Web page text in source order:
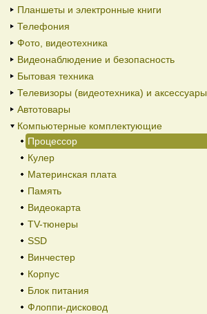
Планшеты и электронные книги
Телефония
Фото, видеотехника
Видеонаблюдение и безопасность
Бытовая техника
Телевизоры (видеотехника) и аксессуары
Автотовары
Компьютерные комплектующие
Процессор
Кулер
Материнская плата
Память
Видеокарта
TV-тюнеры
SSD
Винчестер
Корпус
Блок питания
Флоппи-дисковод